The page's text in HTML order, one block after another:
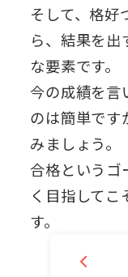
そして、格好
ら、結果を
な要素です。
今の成績を言
のは簡単です
みましょう。
合格というゴ
く目指して
す。